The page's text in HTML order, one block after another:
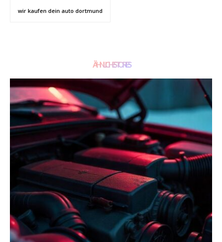
wir kaufen dein auto dortmund
ÄHNLICHE STORIES